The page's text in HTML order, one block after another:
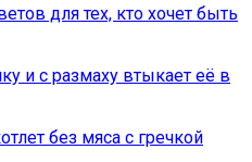
для тех, кто хочет быть
и с размаху втыкает её в
без мяса с гречкой